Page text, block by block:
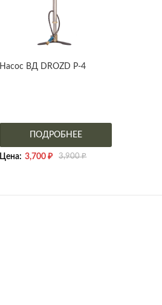
Насос ВД DROZD P-4
ПОДРОБНЕЕ
Цена: 3,700₽ 3,900₽